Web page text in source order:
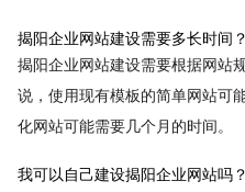
揭阳企业网站建设需要多长时间？
揭阳企业网站建设需要根据网站
说，使用现有模板的简单网站可
化网站可能需要几个月的时间。
我可以自己建设揭阳企业网站吗？